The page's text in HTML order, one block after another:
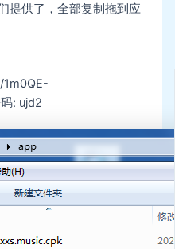
提供了，全部复制拖到应
: ujd2